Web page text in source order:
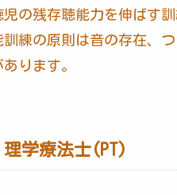
児の残存聴能力を伸ばす
訓練の原則は音の存在、
あります。
理学療法士(PT)